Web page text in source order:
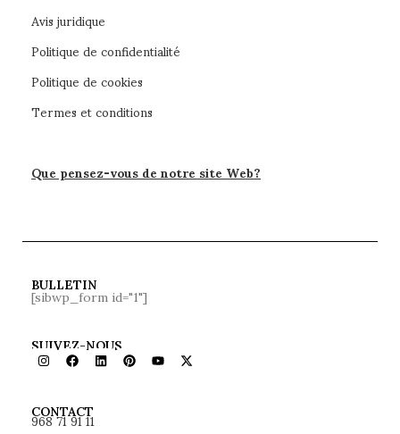
Avis juridique
Politique de confidentialité
Politique de cookies
Termes et conditions
Que pensez-vous de notre site Web?
BULLETIN
[sibwp_form id="1"]
SUIVEZ-NOUS
CONTACT
968 71 91 11